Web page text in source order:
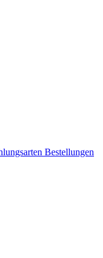
Bestellungen